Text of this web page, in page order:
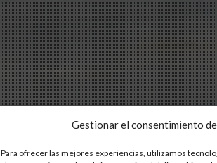
Gestionar el consentimiento
Para ofrecer las mejores experiencias, utilizamos